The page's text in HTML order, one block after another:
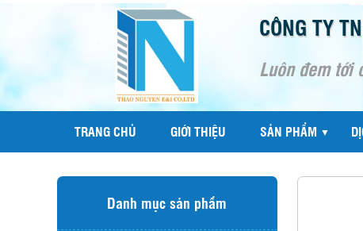
CÔNG TY
Luôn đem tới
TRANG CHỦ GIỚI THIỆU SẢN PHẨM ▼
Danh mục sản phẩm